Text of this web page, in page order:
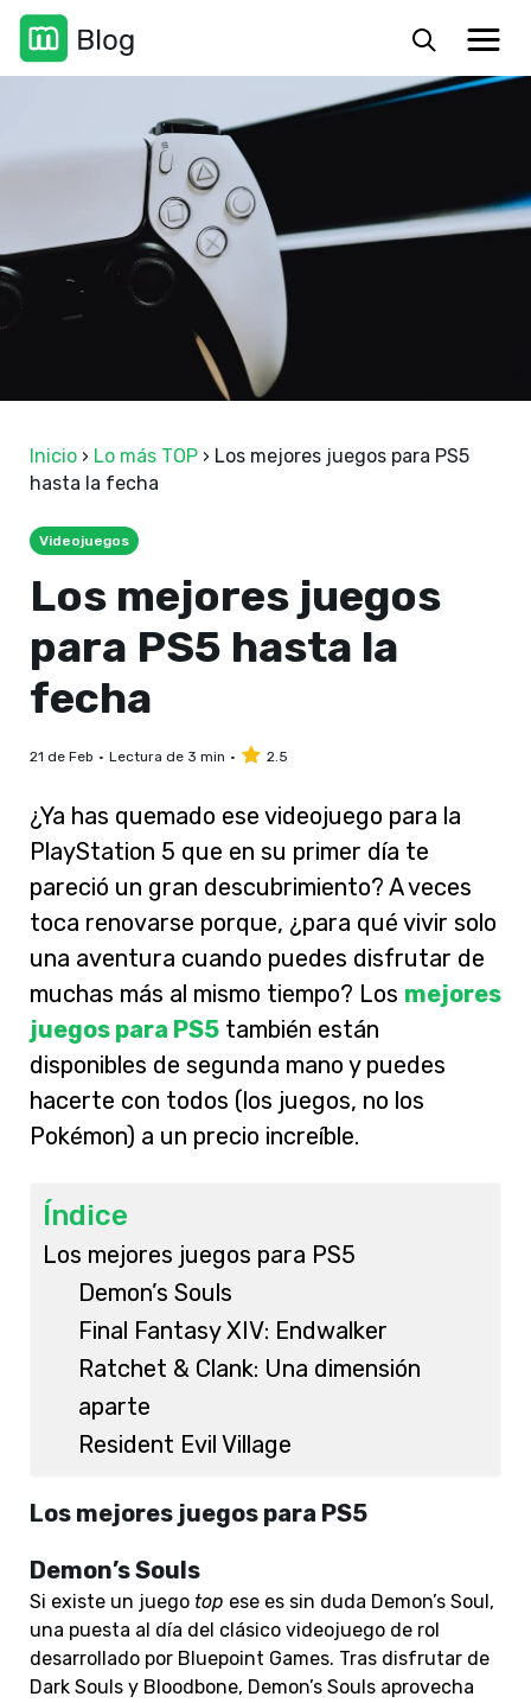
Inicio › Lo más TOP › Los mejores juegos para PS5
hasta la fecha
Videojuegos
Los mejores juegos
para PS5 hasta la
fecha
21 de Feb Lectura de 3 min 2.5
¿Ya has quemado ese videojuego para la
PlayStation 5 que en su primer día te
pareció un gran descubrimiento? A veces
toca renovarse porque, ¿para qué vivir solo
una aventura cuando puedes disfrutar de
muchas más al mismo tiempo? Los mejores
juegos para PS5 también están
disponibles de segunda mano y puedes
hacerte con todos (los juegos, no los
Pokémon) a un precio increíble.
Índice
Los mejores juegos para PS5
Demon’s Souls
Final Fantasy XIV: Endwalker
Ratchet & Clank: Una dimensión
aparte
Resident Evil Village
Los mejores juegos para PS5
Demon’s Souls
Si existe un juego top ese es sin duda Demon’s Soul,
una puesta al día del clásico videojuego de rol
desarrollado por Bluepoint Games. Tras disfrutar de
Dark Souls y Bloodbone, Demon’s Souls aprovecha